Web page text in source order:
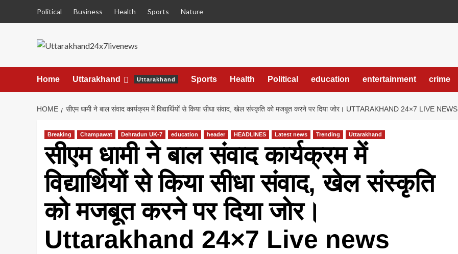
Political Business Health Sports Nature
Home Uttarakhand Uttarakhand Sports Health Political education entertainment crime
HOME सीएम धामी ने बाल संवाद कार्यक्रम में विद्यार्थियों से किया सीधा संवाद, खेल संस्कृति को मजबूत करने पर दिया जोर। UTTARAKHAND 24×7 LIVE NEWS
Breaking Champawat Dehradun UK-7 education header HEADLINES Latest news Trending Uttarakhand
सीएम धामी ने बाल संवाद कार्यक्रम में
विद्यार्थियों से किया सीधा संवाद, खेल संस्कृति
को मजबूत करने पर दिया जोर।
Uttarakhand 24×7 Live news